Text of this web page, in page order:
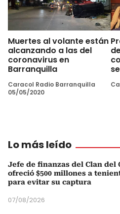
Muertes al volante están
alcanzando a las del
coronavirus en
Barranquilla
Caracol Radio Barranquilla
05/05/2020
Lo más leído
Jefe de finanzas del Clan del
ofreció $500 millones a
para evitar su captura
07/08/2026